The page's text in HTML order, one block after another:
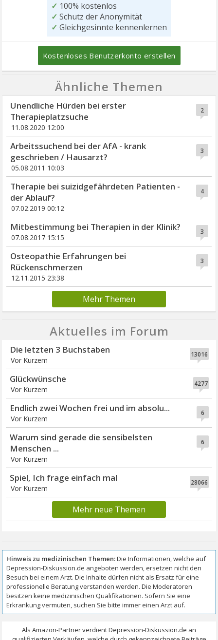
✓ 100% kostenlos
✓ Schutz der Anonymität
✓ Gleichgesinnte kennenlernen
Kostenloses Benutzerkonto erstellen
Ähnliche Themen
2
Unendliche Hürden bei erster
Therapieplatzsuche
11.08.2020 12:00
3
Arbeitssuchend bei der AfA - krank
geschrieben / Hausarzt?
05.08.2011 10:03
4
Therapie bei suizidgefährdeten Patienten -
der Ablauf?
07.02.2019 00:12
3
Mitbestimmung bei Therapien in der Klinik?
07.08.2017 15:15
3
Osteopathie Erfahrungen bei
Rückenschmerzen
12.11.2015 23:38
Mehr Themen
Aktuelles im Forum
13016
Die letzten 3 Buchstaben
Vor Kurzem
4277
Glückwünsche
Vor Kurzem
6
Endlich zwei Wochen frei und im absolu...
Vor Kurzem
6
Warum sind gerade die sensibelsten
Menschen ...
Vor Kurzem
28066
Spiel, Ich frage einfach mal
Vor Kurzem
Mehr neue Themen